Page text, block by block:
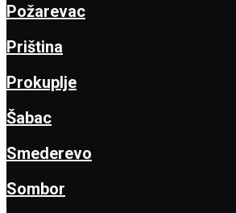
Požarevac
Priština
Prokuplje
Šabac
Smederevo
Sombor